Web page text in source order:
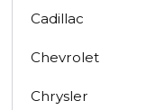
Cadillac
Chevrolet
Chrysler